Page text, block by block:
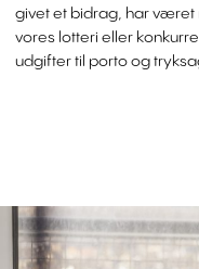
givet et bidrag, har været
vores lotteri eller
udgifter til porto og